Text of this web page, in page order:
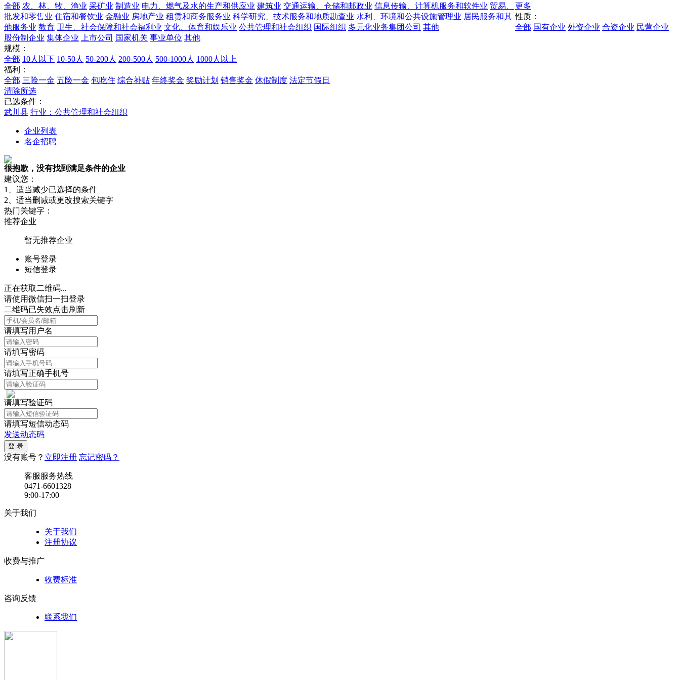
全部 农、林、牧、渔业 采矿业 制造业 电力、燃气及水的生产和供应业 建筑业 交通运输、仓储和邮政业 信息传输、计算机服务和软件业 贸易、
批发和零售业 住宿和餐饮业 金融业 房地产业 租赁和商务服务业 科学研究、技术服务和地质勘查业 水利、环境和公共设施管理业 居民服务和其
他服务业 教育 卫生、社会保障和社会福利业 文化、体育和娱乐业 公共管理和社会组织 国际组织 多元化业务集团公司 其他
更多
性质：
全部 国有企业 外资企业 合资企业 民营企业
股份制企业 集体企业 上市公司 国家机关 事业单位 其他
规模：
全部 10人以下 10-50人 50-200人 200-500人 500-1000人 1000人以上
福利：
全部 三险一金 五险一金 包吃住 综合补贴 年终奖金 奖励计划 销售奖金 休假制度 法定节假日
清除所选
已选条件：
武川县 行业：公共管理和社会组织
企业列表
名企招聘
很抱歉，没有找到满足条件的企业
建议您：
1、适当减少已选择的条件
2、适当删减或更改搜索关键字
热门关键字：
推荐企业
暂无推荐企业
账号登录
短信登录
正在获取二维码...
请使用微信扫一扫登录
二维码已失效点击刷新
请填写用户名
请填写密码
请填写正确手机号
请填写验证码
请填写短信动态码
发送动态码
没有账号？ 立即注册 忘记密码？
客服服务热线
0471-6601328
9:00-17:00
关于我们
关于我们
注册协议
收费与推广
收费标准
咨询反馈
联系我们